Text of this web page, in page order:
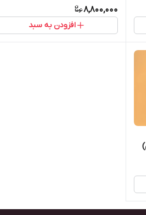
8,800,000
افزودن به سبد